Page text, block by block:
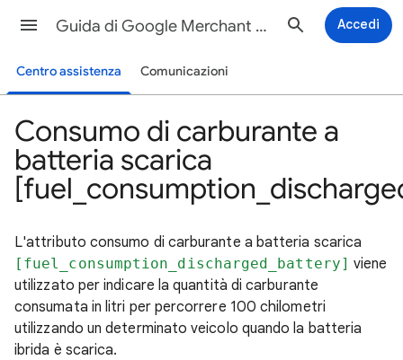
Guida di Google Merchant Center Accedi
Centro assistenza Comunicazioni
Consumo di carburante a
batteria scarica
L'attributo consumo di carburante a batteria scarica
[fuel_consumption_discharged_battery] viene
utilizzato per indicare la quantità di carburante
consumata in litri per percorrere 100 chilometri
utilizzando un determinato veicolo quando la batteria
ibrida è scarica.